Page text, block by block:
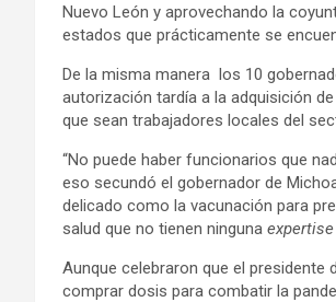
Nuevo León y aprovechando la
estados que prácticamente se
De la misma manera los 10
autorización tardía a la adquisición
que sean trabajadores locales del
“No puede haber funcionarios que
eso secundó el gobernador de
delicado como la vacunación para
salud que no tienen ninguna expertise
Aunque celebraron que el
comprar dosis para combatir la